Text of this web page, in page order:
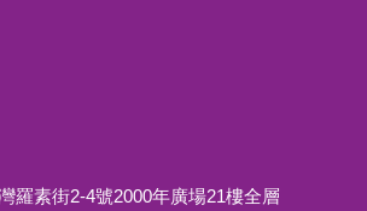
羅素街2-4號2000年廣場21樓全層